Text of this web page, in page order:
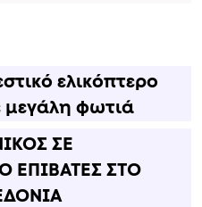
ελικόπτερο
μεγάλη φωτιά
ΣΕ
ΕΠΙΒΑΤΕΣ ΣΤΟ